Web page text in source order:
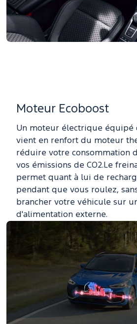
Moteur Ecoboost
Un moteur électrique équipé
vient en renfort du moteur
réduire votre consommation
vos émissions de CO2.Le
permet quant à lui de
pendant que vous roulez,
brancher votre véhicule sur
d'alimentation externe.